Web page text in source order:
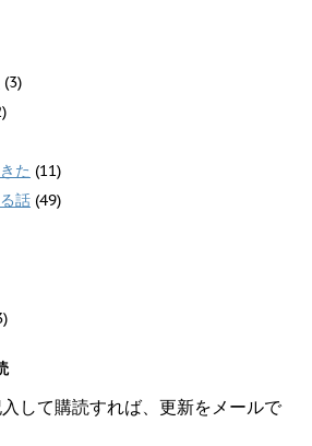
(3)
た (11)
話 (49)
して購読すれば、更新をメールで